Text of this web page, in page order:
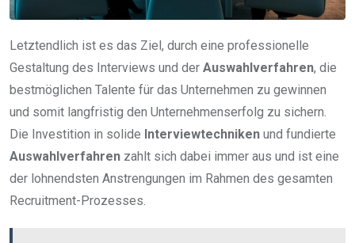
Letztendlich ist es das Ziel, durch eine professionelle
Gestaltung des Interviews und der Auswahlverfahren, die
bestmöglichen Talente für das Unternehmen zu gewinnen
und somit langfristig den Unternehmenserfolg zu sichern.
Die Investition in solide Interviewtechniken und fundierte
Auswahlverfahren zahlt sich dabei immer aus und ist eine
der lohnendsten Anstrengungen im Rahmen des gesamten
Recruitment-Prozesses.